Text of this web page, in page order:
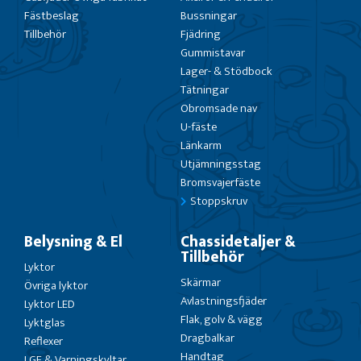
Fästbeslag
Tillbehör
Bussningar
Fjädring
Gummistavar
Lager- & Stödbock
Tätningar
Obromsade nav
U-fäste
Länkarm
Utjämningsstag
Bromsvajerfäste
Stoppskruv
Belysning & El
Lyktor
Övriga lyktor
Lyktor LED
Lyktglas
Reflexer
Chassidetaljer &
Tillbehör
Skärmar
Avlastningsfjäder
Flak, golv & vägg
Dragbalkar
Handtag